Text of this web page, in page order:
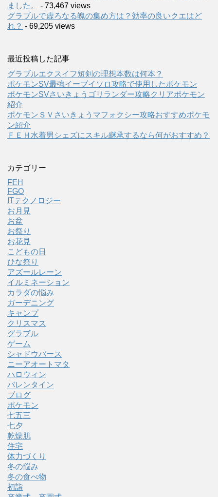
ました。
- 73,467 views
グラブルで虚ろなる魄の集め方は？効率の良いクエはど
れ？ - 69,205 views
最近投稿した記事
グラブルエクスイフ短剣の理想本数は何本？
ポケモンSV最強イーブイソロ攻略で使用したポケモン
ポケモンSVさいきょうゴリランダー攻略クリアポケモン
紹介
ポケモンＳＶさいきょうマフォクシー攻略おすすめポケモ
ン紹介
ＦＥＨ水着男シェズにスキル継承するなら何がおすすめ？
カテゴリー
FEH
FGO
ITテクノロジー
お月見
お盆
お祭り
お花見
こどもの日
ひな祭り
アズールレーン
イルミネーション
カラダの悩み
ガーデニング
キャンプ
クリスマス
グラブル
ゲーム
シャドウバース
ニーアオートマタ
ハロウィン
バレンタイン
ブログ
ポケモン
七五三
七夕
乾燥肌
住宅
体力づくり
冬の悩み
冬の食べ物
初詣